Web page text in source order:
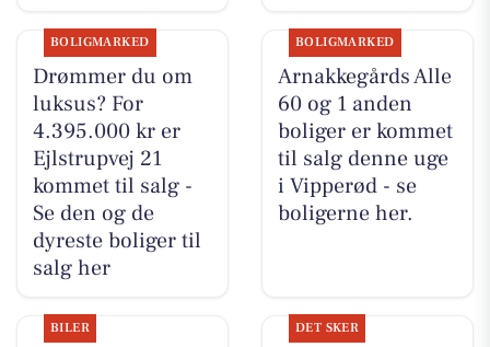
BOLIGMARKED
Drømmer du om
luksus? For
4.395.000 kr er
Ejlstrupvej 21
kommet til salg -
Se den og de
dyreste boliger til
salg her
BOLIGMARKED
Arnakkegårds Alle
60 og 1 anden
boliger er kommet
til salg denne uge
i Vipperød - se
boligerne her.
BILER DET SKER